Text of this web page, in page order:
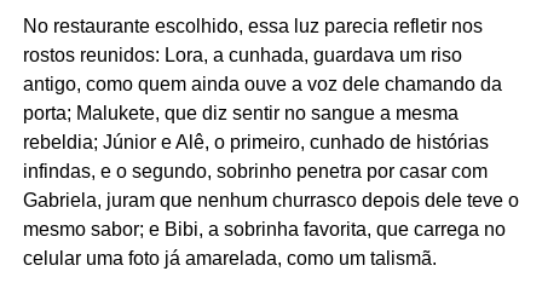
No restaurante escolhido, essa luz parecia refletir nos
rostos reunidos: Lora, a cunhada, guardava um riso
antigo, como quem ainda ouve a voz dele chamando da
porta; Malukete, que diz sentir no sangue a mesma
rebeldia; Júnior e Alê, o primeiro, cunhado de histórias
infindas, e o segundo, sobrinho penetra por casar com
Gabriela, juram que nenhum churrasco depois dele teve o
mesmo sabor; e Bibi, a sobrinha favorita, que carrega no
celular uma foto já amarelada, como um talismã.